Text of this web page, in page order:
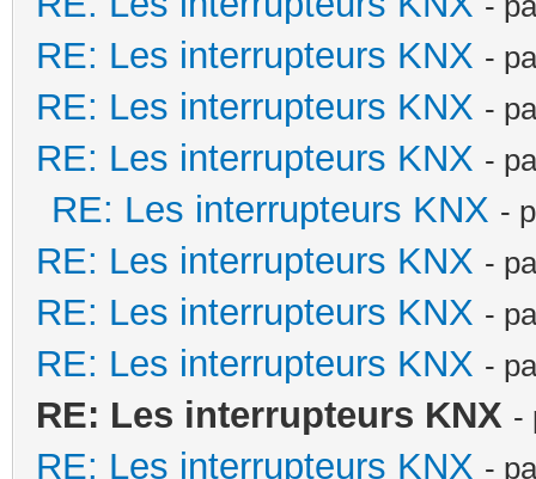
RE: Les interrupteurs KNX -
RE: Les interrupteurs KNX -
RE: Les interrupteurs KNX -
RE: Les interrupteurs KNX -
RE: Les interrupteurs KNX -
RE: Les interrupteurs KNX -
RE: Les interrupteurs KNX -
RE: Les interrupteurs KNX -
RE: Les interrupteurs KNX -